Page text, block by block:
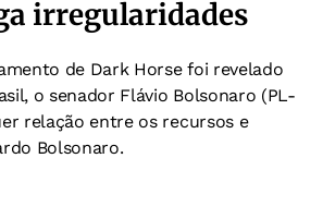
irregularidades
de Dark Horse foi revelado
o senador Flávio Bolsonaro (PL-
relação entre os recursos e
Bolsonaro.